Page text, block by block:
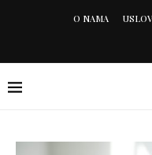
O NAMA